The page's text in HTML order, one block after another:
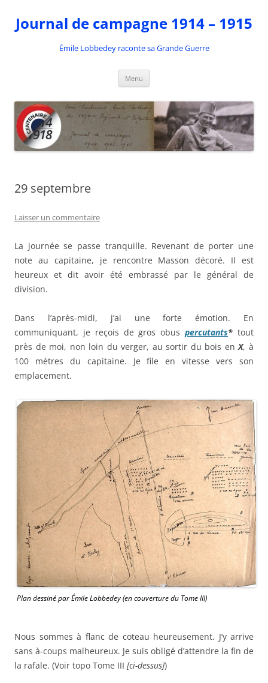
contenu
Journal de campagne 1914 – 1915
Émile Lobbedey raconte sa Grande Guerre
Menu
29 septembre
Laisser un commentaire
La journée se passe tranquille. Revenant de porter une
note au capitaine, je rencontre Masson décoré. Il est
heureux et dit avoir été embrassé par le général de
division.
Dans l’après-midi, j’ai une forte émotion. En
communiquant, je reçois de gros obuspercutants* tout
près de moi, non loin du verger, au sortir du bois enX, à
100 mètres du capitaine. Je file en vitesse vers son
emplacement.
Plan dessiné par Émile Lobbedey (en couverture du Tome III)
Nous sommes à flanc de coteau heureusement. J’y arrive
sans à-coups malheureux. Je suis obligé d’attendre la fin de
la rafale. (Voir topo Tome III [ci-dessus])